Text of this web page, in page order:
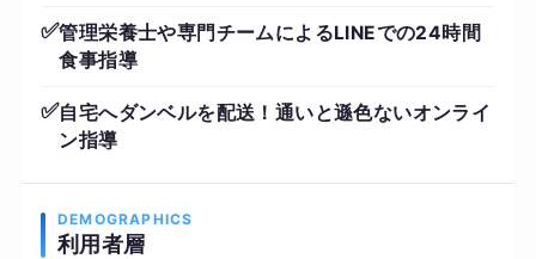
✅管理栄養士や専門チームによるLINEでの24時間
食事指導
✅自宅へダンベルを配送！通いと遜色ないオンライ
ン指導
DEMOGRAPHICS
利用者層